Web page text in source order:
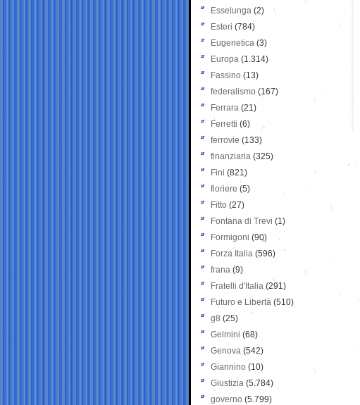
Esselunga (2)
Esteri (784)
Eugenetica (3)
Europa (1.314)
Fassino (13)
federalismo (167)
Ferrara (21)
Ferretti (6)
ferrovie (133)
finanziaria (325)
Fini (821)
fioriere (5)
Fitto (27)
Fontana di Trevi (1)
Formigoni (90)
Forza Italia (596)
frana (9)
Fratelli d'Italia (291)
Futuro e Libertà (510)
g8 (25)
Gelmini (68)
Genova (542)
Giannino (10)
Giustizia (5.784)
governo (5.799)